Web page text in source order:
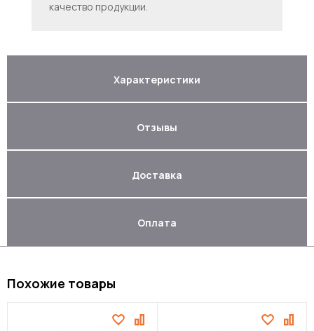
качество продукции.
Характеристики
Отзывы
Доставка
Оплата
Похожие товары